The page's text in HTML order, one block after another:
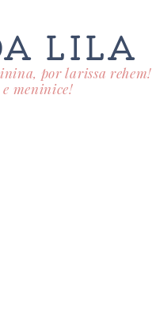
LILA
por larissa rehem!
meninice!